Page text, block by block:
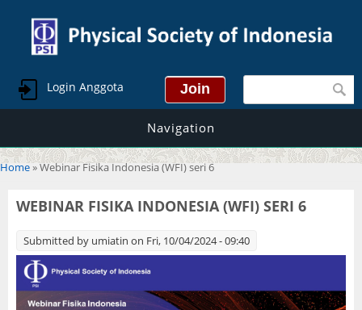
Login Anggota Search form
Navigation
You are here
Home» Webinar Fisika Indonesia (WFI) seri 6
WEBINAR FISIKA INDONESIA (WFI) SERI 6
Submitted by umiatin on Fri, 10/04/2024 - 09:40